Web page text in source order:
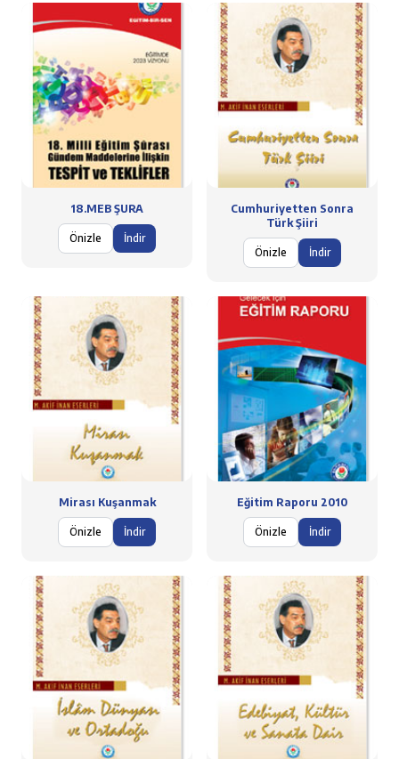
18.MEB ŞURA
Önizle İndir
Cumhuriyetten Sonra
Türk Şiiri
Önizle İndir
Mirası Kuşanmak
Önizle İndir
Eğitim Raporu 2010
Önizle İndir